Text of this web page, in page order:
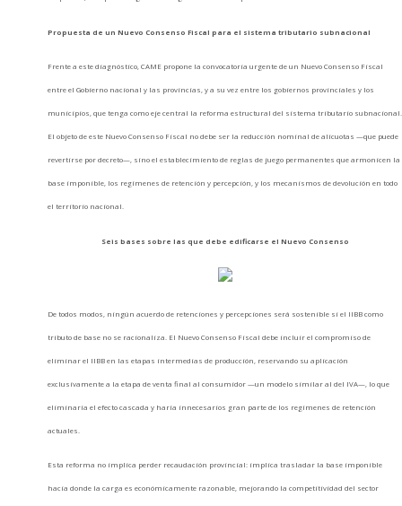
Propuesta de un Nuevo Consenso Fiscal para el sistema tributario subnacional
Frente a este diagnóstico, CAME propone la convocatoria urgente de un Nuevo Consenso Fiscal
entre el Gobierno nacional y las provincias, y a su vez entre los gobiernos provinciales y los
municipios, que tenga como eje central la reforma estructural del sistema tributario subnacional.
El objeto de este Nuevo Consenso Fiscal no debe ser la reducción nominal de alícuotas —que puede
revertirse por decreto—, sino el establecimiento de reglas de juego permanentes que armonicen la
base imponible, los regímenes de retención y percepción, y los mecanismos de devolución en todo
el territorio nacional.
Seis bases sobre las que debe edificarse el Nuevo Consenso
De todos modos, ningún acuerdo de retenciones y percepciones será sostenible si el IIBB como
tributo de base no se racionaliza. El Nuevo Consenso Fiscal debe incluir el compromiso de
eliminar el IIBB en las etapas intermedias de producción, reservando su aplicación
exclusivamente a la etapa de venta final al consumidor —un modelo similar al del IVA—, lo que
eliminaría el efecto cascada y haría innecesarios gran parte de los regímenes de retención
actuales.
Esta reforma no implica perder recaudación provincial: implica trasladar la base imponible
hacia donde la carga es económicamente razonable, mejorando la competitividad del sector